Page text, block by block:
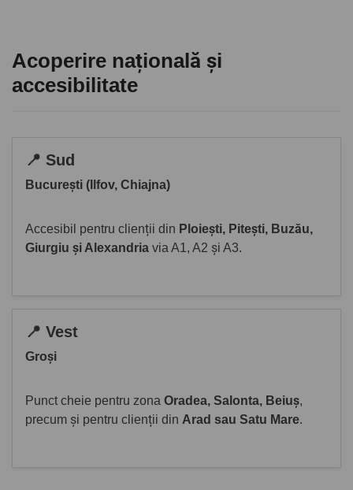
Acoperire națională și
accesibilitate
📍 Sud
București (Ilfov, Chiajna)
Accesibil pentru clienții din Ploiești, Pitești, Buzău,
Giurgiu și Alexandria via A1, A2 și A3.
📍 Vest
Groși
Punct cheie pentru zona Oradea, Salonta, Beiuș,
precum și pentru clienții din Arad sau Satu Mare.